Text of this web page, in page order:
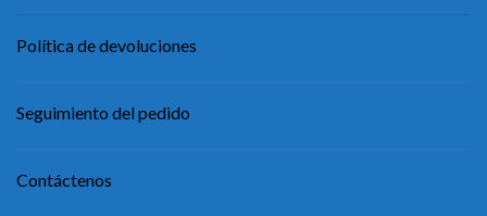
Política de devoluciones
Seguimiento del pedido
Contáctenos